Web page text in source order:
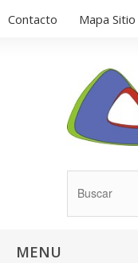
Contacto Mapa Sitio
MENU